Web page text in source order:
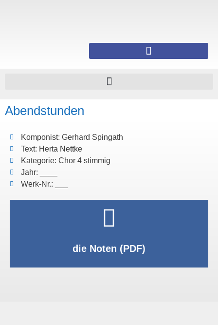
Abendstunden
Komponist: Gerhard Spingath
Text: Herta Nettke
Kategorie: Chor 4 stimmig
Jahr: ____
Werk-Nr.: ___
die Noten (PDF)